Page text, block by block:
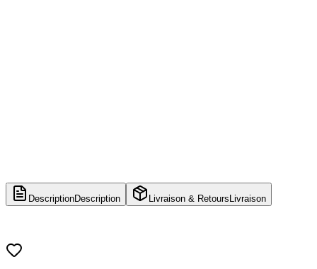
DescriptionDescription Livraison & Retours Livraison